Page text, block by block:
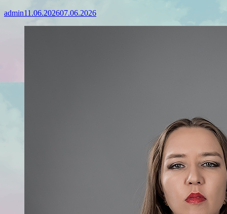
admin11.06.202607.06.2026